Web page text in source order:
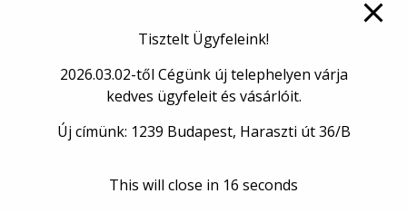
elmondható, hogy minden második olaj csere
javasolt.
– Időszakos szervizintervallum törlés.​
Az olajcserét Volvo gyári, vagy igény szerint minőségi
megfelelő olajjal végezzük.
Tisztelt Ügyfeleink!
2026.03.02-től Cégünk új telephelyen várja
kedves ügyfeleit és vásárlóit.
Új címünk: 1239 Budapest, Haraszti út 36/B
This will close in 15 seconds